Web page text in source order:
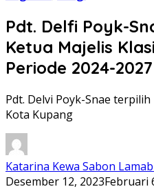
Pdt. Delfi Poyk-
Ketua Majelis
Periode 2024-2027
Pdt. Delvi Poyk-Snae
Kota Kupang
Katarina Kewa Sabon
Desember 12, 2023Februari